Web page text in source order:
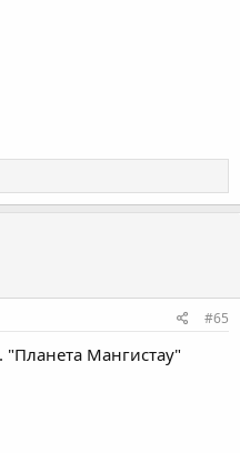
#65
"Планета Мангистау"